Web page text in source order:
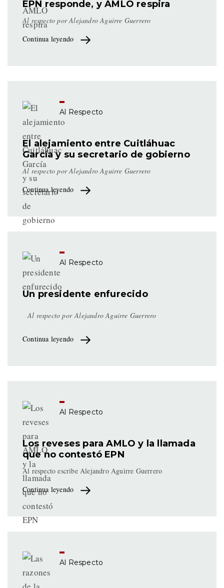
EPN responde, y AMLO respira
Al respecto por Alejandro Aguirre Guerrero
Continua leyendo
Al Respecto
El alejamiento entre Cuitláhuac
García y su secretario de gobierno
Al respecto por Alejandro Aguirre Guerrero
Continua leyendo
Al Respecto
Un presidente enfurecido
Al respecto porAlejandro Aguirre Guerrero
Continua leyendo
Al Respecto
Los reveses para AMLO y la llamada
que no contestó EPN
Al respecto escribe Alejandro Aguirre Guerrero
Continua leyendo
Al Respecto